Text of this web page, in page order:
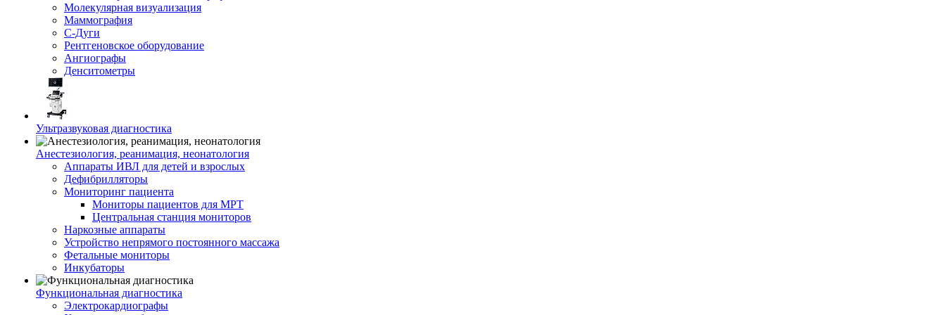
Молекулярная визуализация
Маммография
С-Дуги
Рентгеновское оборудование
Ангиографы
Денситометры
Ультразвуковая диагностика
Анестезиология, реанимация, неонатология
Аппараты ИВЛ для детей и взрослых
Дефибрилляторы
Мониторинг пациента
Мониторы пациентов для МРТ
Центральная станция мониторов
Наркозные аппараты
Устройство непрямого постоянного массажа
Фетальные мониторы
Инкубаторы
Функциональная диагностика
Электрокардиографы